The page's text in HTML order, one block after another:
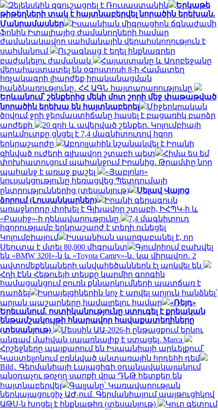
Զելենսկին զգուշացրել է Ռուսաստանին
Երկաթե
թիթեղների տակ է հայտնաբերվել նորածին երեխան.
Մանրամասներ
Իսպանիան միգրացիոն ճգնաժամի
ֆոնին Իտալիայից ժամանողների համար
ժամանակավոր սահմանային վերահսկողություն է
սահմանում
Ուշագնաց է եղել ինքնագրեր
բաժանելու ժամանակ
Հայաստանը և Ադրբեջանը
վերահաստատել են օգոստոսի 8-ի Համատեղ
հռչակագրի լիարժեք իրականացման
հանձնառությունը․ ՀՀ ԱԳՆ հայտարարությունը
Երևանում՝ շենքերից մեկի մոտ շորի մեջ փաթաթված
նորածին երեխա են հայտնաբերել
Միջերկրական
ծովում ջրի ջերմաստիճանը հասել է բացառիկ բարձր
արժեքի
20 զոհ և ավերված շենքեր. Կոլումբիայի
արևմուտքը ցնցել է 7,4 մագնիտուդով հզոր
երկրաշարժը
Աբդոլլահին նշանակվել է Իրանի
զինված ուժերի գլխավոր շտաբի պետ
Հիմա ես եմ
փոխհատուցում պահանջում Իրանից․ Թրամփը նոր
պահանջ է առաջ քաշել
«Յաբլոկո»
կուսակցությունը հեռացվեց Պետդումայի
ընտրություններից (տեսանյութ)
Սելավ Վայոց
ձորում (Լուսանկարներ)
Իրանի գերագույն
առաջնորդը փոխել է Գլխավոր շտաբի, ԻՀՊԿ-ի և
«Բասիջ»-ի ղեկավարությունը
7,4 մագնիտուդ
հզորությամբ երկրաշարժ է տեղի ունեցել
Կոլումբիայում
Իսպանիան պարզաբանել է, որ
Սեուտա է մտել 80,000 միգրանտ
Գյումրիում բախվել
են «BMW 320I»-ն և «Toyota Camry»-ն․ կա վիրավոր․ 2
ավտոմեքենաների անվահեծաններն էլ պոկվել են
Հղի Էնն Հեթուեյի տեսքը կարմիր գորգին
համացանցում բուռն քննարկումների պատճառ է
դարձել
Իսրայելցիներին կոչ է արվել արյուն հանձնել՝
արյան պաշարները համալրելու համար
«Ռեյդ»
Երեւանում. ոստիկանությունը ստուգել է քրեական
ենթամշակույթի հնարավոր հավաքատեղիները
(տեսանյութ)
Մեսսին ԱԱ-2026-ի ընթացքում երկու
անգամ մահվան սպառնալիք է ստացել. Marca
Հրշեջները պայքարում են Իսպանիայի արևելքում՝
Կաստելյոնում բռնկված անտառային հրդեհի դեմ
Bild․ Գերմանիայի Լայպցիգի օդանավակայանում
անօդաչու թռչող սարքի վրա ԴՆԹ հետքեր են
հայտնաբերվել
Գալյանը՝ Կառավարության
ներկայացուցիչ ԱԺ-ում. Գերմանիայում պայթուցիկով
ԱԹՍ-ն խոցել է ինքնաթիռ (տեսանյութ)
Կուր գետում